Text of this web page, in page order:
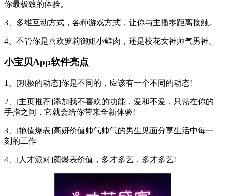
你最极致的体验。
3、多维互动方式，各种游戏方式，让你与主播零距离接触。
4、不管你是喜欢萝莉御姐小鲜肉，还是校花女神帅气男神。
小宝贝App软件亮点
1、[积极的动态]你是不同的，应该有一个不同的动态!
2、[主页推荐]添加我不喜欢的功能，爱和不爱，只需在你的
手指之间，它就会给你带来全新体验!
3、[艳值爆表]高妍价值帅气帅气的男生见面分享生活中每一
刻的工作
4、[人才派对]颜爆表价值，多才多艺，多才多艺!